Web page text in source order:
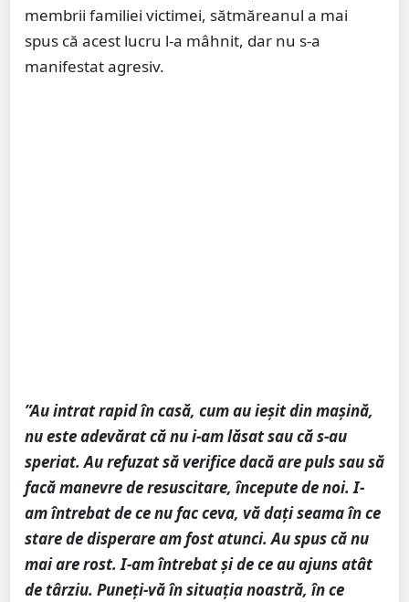
membrii familiei victimei, sătmăreanul a mai
spus că acest lucru l-a mâhnit, dar nu s-a
manifestat agresiv.
”Au intrat rapid în casă, cum au ieșit din mașină,
nu este adevărat că nu i-am lăsat sau că s-au
speriat. Au refuzat să verifice dacă are puls sau să
facă manevre de resuscitare, începute de noi. I-
am întrebat de ce nu fac ceva, vă dați seama în ce
stare de disperare am fost atunci. Au spus că nu
mai are rost. I-am întrebat și de ce au ajuns atât
de târziu. Puneți-vă în situația noastră, în ce